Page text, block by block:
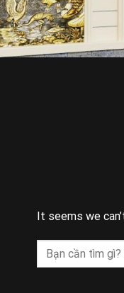
It seems we